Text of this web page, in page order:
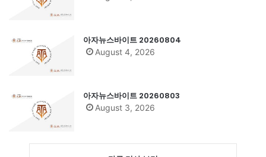
아자뉴스바이트 20260804
August 4, 2026
아자뉴스바이트 20260803
August 3, 2026